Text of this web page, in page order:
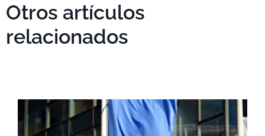
Otros artículos
relacionados